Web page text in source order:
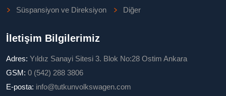
Süspansiyon ve Direksiyon
Diğer
İletişim Bilgilerimiz
Adres: Yıldız Sanayi Sitesi 3. Blok No:28 Ostim Ankara
GSM: 0 (542) 288 3806
E-posta: info@tutkunvolkswagen.com